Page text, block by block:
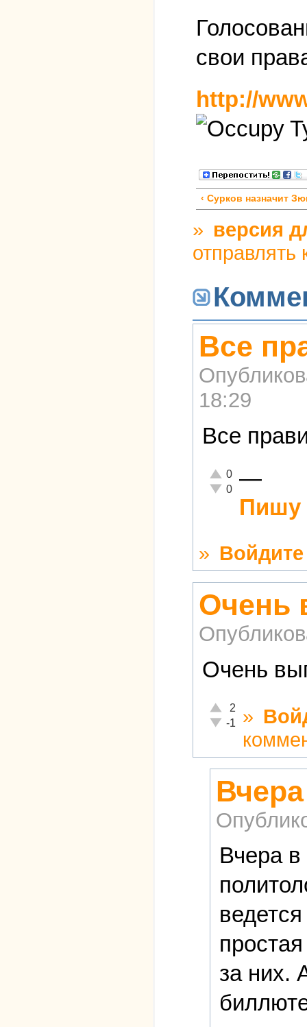
свои
http://
‹ Сурков назначит
» версия
отправлять
Все
18:29
Все
Отлично!
0
Неадекватно!
0 —
Пишу
» Войдите
Очень
Очень
Отлично!
2
Неадекватно!
-1 »
Вчера
за них.